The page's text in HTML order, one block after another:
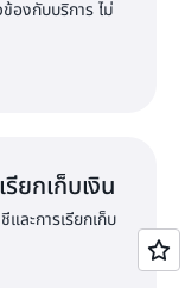
องกับบริการ ไม่
ยกเก็บเงิน
ละการเรียกเก็บ